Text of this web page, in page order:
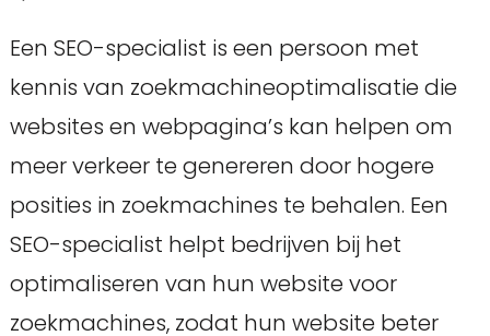
Een SEO-specialist is een persoon met
kennis van zoekmachineoptimalisatie die
websites en webpagina’s kan helpen om
meer verkeer te genereren door hogere
posities in zoekmachines te behalen. Een
SEO-specialist helpt bedrijven bij het
optimaliseren van hun website voor
zoekmachines, zodat hun website beter